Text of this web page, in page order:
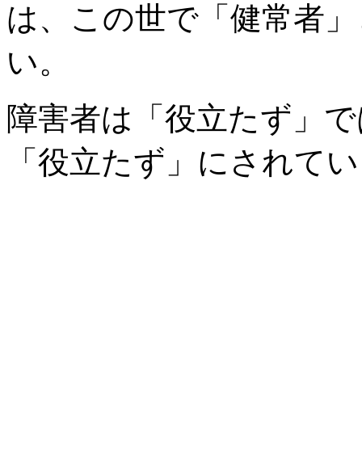
は、この世で「健常者
い。
障害者は「役立たず」
「役立たず」にされて